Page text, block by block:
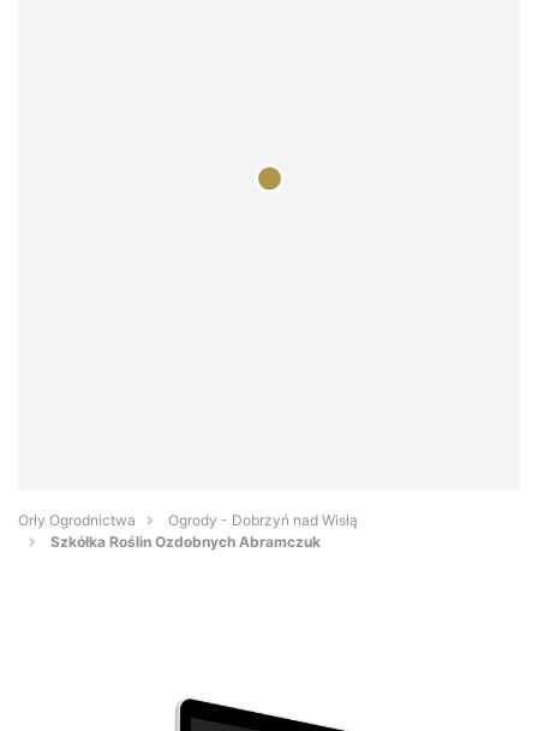
Orły Ogrodnictwa
Ogrody - Dobrzyń nad Wisłą
Szkółka Roślin Ozdobnych Abramczuk